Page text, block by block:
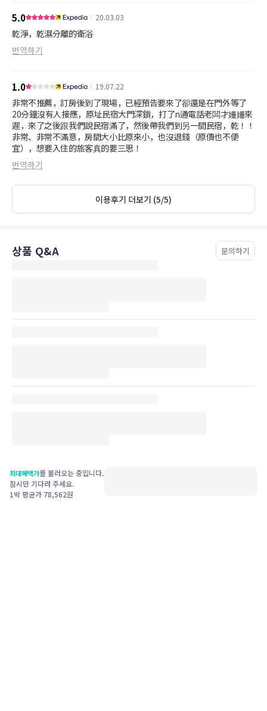
5.0 20.03.03
乾淨，乾濕分離的衛浴
번역하기
1.0 19.07.22
非常不推薦，訂房後到了現場，已經預告要來了卻還是在門外等了
20分鐘沒有人接應，原址民宿大門深鎖，打了n通電話老闆才姍姍來
遲，來了之後跟我們說民宿滿了，然後帶我們到另一間民宿，乾！！
非常、非常不滿意，房間大小比原來小，也沒退錢（原價也不便
宜），想要入住的旅客真的要三思！
번역하기
이용후기 더보기 (5/5)
상품 Q&A 문의하기
최대혜택가를 불러오는 중입니다.
잠시만 기다려 주세요.
1박 평균가 78,562원